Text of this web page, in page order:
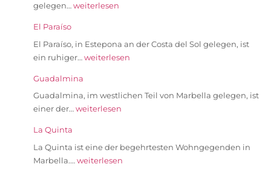
gelegen…weiterlesen
El Paraíso
El Paraíso, in Estepona an der Costa del Sol gelegen, ist
ein ruhiger… weiterlesen
Guadalmina
Guadalmina, im westlichen Teil von Marbella gelegen, ist
einer der…weiterlesen
La Quinta
La Quinta ist eine der begehrtesten Wohngegenden in
Marbella.… weiterlesen